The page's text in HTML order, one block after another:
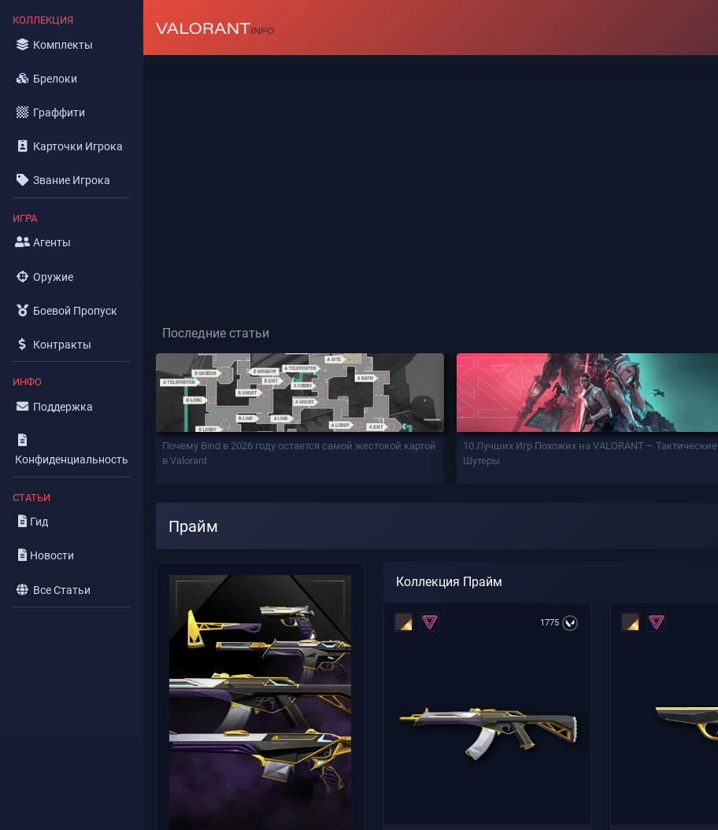
КОЛЛЕКЦИЯ
Комплекты
Брелоки
Граффити
Карточки Игрока
Звание Игрока
ИГРА
Агенты
Оружие
Боевой Пропуск
Контракты
ИНФО
Поддержка
Конфиденциальность
СТАТЬИ
Гид
Новости
Все Статьи
Последние статьи
Почему Bind в 2026 году остается самой жестокой картой
в Valorant
10 Лучших Игр Похожих на VALORANT – Тактические
Шутеры
Прайм
Коллекция Прайм
1775